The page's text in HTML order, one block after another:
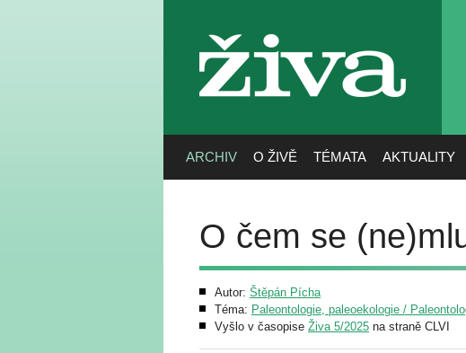
živa
ARCHIV O ŽIVĚ TÉMATA AKTUALITY
O čem se
Autor: Štěpán Pícha
Téma: Paleontologie, paleoekologie /
Vyšlo v časopise Živa 5/2025 na straně CLVI